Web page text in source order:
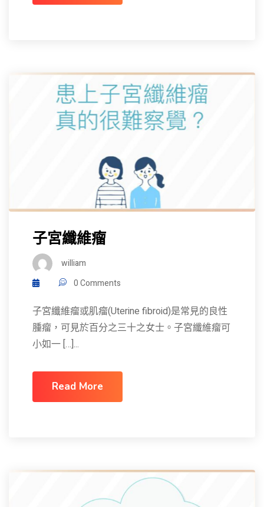
子宮纖維瘤
william
0 Comments
子宮纖維瘤或肌瘤(Uterine fibroid)是常見的良性
腫瘤，可見於百分之三十之女士。子宮纖維瘤可
小如一 […]...
Read More